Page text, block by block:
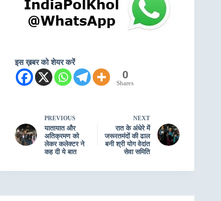
इस ख़बर को शेयर करें
0
Shares
PREVIOUS
यातायात और
अतिक्रमण को
लेकर कलेक्टर ने
कह दी ये बात
NEXT
रात के अंधेरे में
जरूरतमंदों की ढाल
बनी श्री योग वेदांत
सेवा समिति